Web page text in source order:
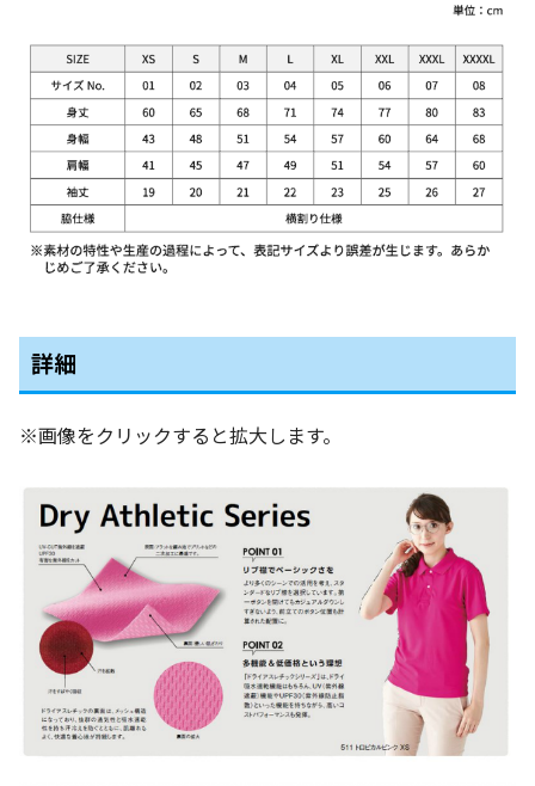
詳細
※画像をクリックすると拡大します。